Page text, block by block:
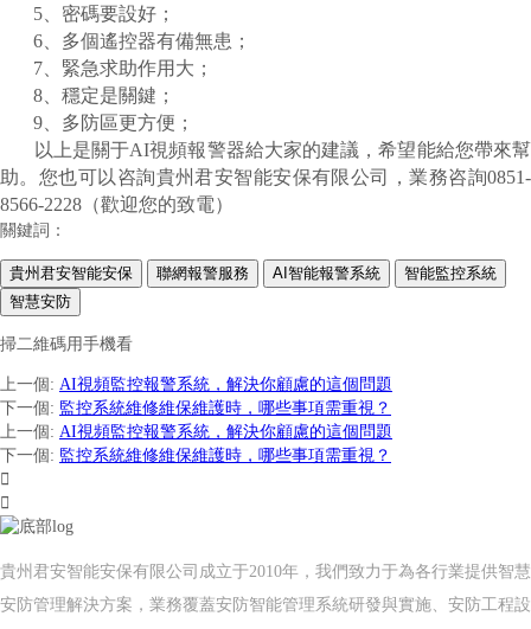
5、密碼要設好；
6、多個遙控器有備無患；
7、緊急求助作用大；
8、穩定是關鍵；
9、多防區更方便；
以上是關于AI視頻報警器給大家的建議，希望能給您帶來幫
助。您也可以咨詢貴州君安智能安保有限公司 ，業務咨詢0851-
8566-2228（歡迎您的致電）
關鍵詞：
貴州君安智能安保 聯網報警服務 AI智能報警系統
智能監控系統
智慧安防
掃二維碼用手機看
上一個: AI視頻監控報警系統，解決你顧慮的這個問題
下一個: 監控系統維修維保維護時，哪些事項需重視？
上一個: AI視頻監控報警系統，解決你顧慮的這個問題
下一個: 監控系統維修維保維護時，哪些事項需重視？


貴州君安智能安保有限公司成立于2010年，我們致力于為各行業提供智慧
安防管理解決方案，業務覆蓋安防智能管理系統研發與實施、安防工程設